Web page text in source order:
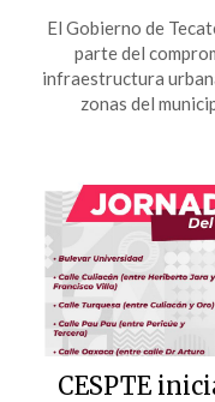
El Gobierno de
parte del
infraestructura
zonas del
CESPTE